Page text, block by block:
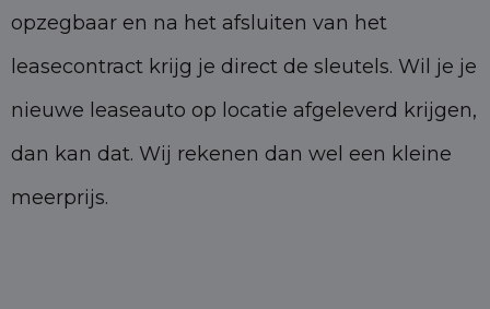
opzegbaar en na het afsluiten van het
leasecontract krijg je direct de sleutels. Wil je je
nieuwe leaseauto op locatie afgeleverd krijgen,
dan kan dat. Wij rekenen dan wel een kleine
meerprijs.